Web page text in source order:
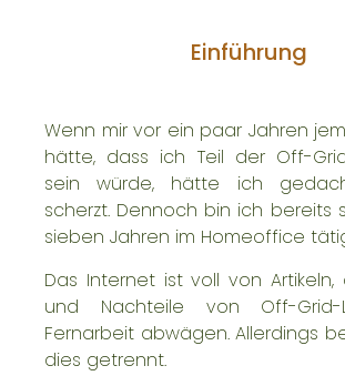
Einführung
Wenn mir vor ein paar Jahren
hätte, dass ich Teil der Off-
sein würde, hätte ich
scherzt. Dennoch bin ich bereits
sieben Jahren im Homeoffice
Das Internet ist voll von
und Nachteile von Off-Grid-
Fernarbeit abwägen. Allerdings
dies getrennt.